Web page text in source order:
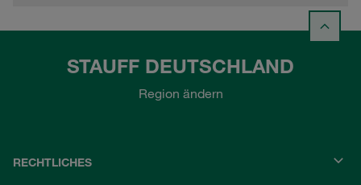
STAUFF DEUTSCHLAND
Region ändern
RECHTLICHES